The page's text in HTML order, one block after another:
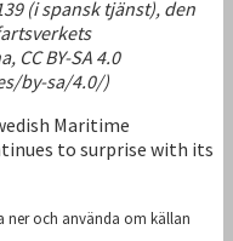
(i spansk tjänst), den
CC BY-SA 4.0
by-sa/4.0/)
Maritime
to surprise with its
ner och använda om källan